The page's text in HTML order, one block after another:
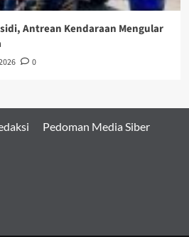
Antrean Kendaraan Mengular
0
Pedoman Media Siber